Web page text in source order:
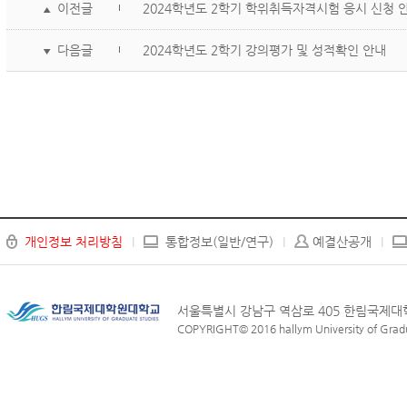
▲ 이전글 2024학년도 2학기 학위취득자격시험 응시 신청
▼ 다음글 2024학년도 2학기 강의평가 및 성적확인 안내
개인정보 처리방침 통합정보(일반/연구) 예결산공개
서울특별시 강남구 역삼로 405 한림국제
COPYRIGHT© 2016 hallym University of